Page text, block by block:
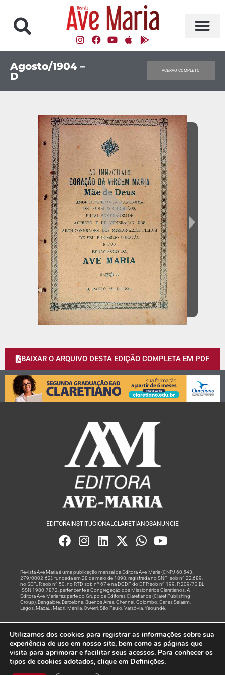
Agosto/1904 –
D
ACERVO COMPLETO
BAIXAR O ARQUIVO DESTA EDIÇÃO COMPLETA EM PDF
EDITORA INSTITUCIONALCLARETIANOSANUNCIE
Revista Ave Maria é uma publicação mensal da Editora Ave-Maria (CNPJ 60.543.
279/0002-62), fundada em 28 de maio de 1898, registrada no SNPI sob nº 22.689,
no SEPJR sob nº 50, no RTD sob nº 67 e na DCDP do DFP, sob nº 199, P. 209/73 BL
ISSN 1980-7872, pertencente à Congregação dos Missionários Claretianos. A
Editora Ave-Maria faz parte do Grupo de Editores Claretianos (Claret Publishing
Group). Bangalore; Barcelona; Buenos Aires; Chennai; Colombo; Dar es Salaam;
Lagos; Macau; Madri; Manila; Owerri; São Paulo; Varsóvia; Yaoundé.
Rede
© Todos os Direitos Reservados
Utilizamos dos cookies para registrar as informações sobre sua
experiência de uso em nosso site, bem como as páginas que
visita para aprimorar e facilitar seus acessos. Para conhecer os
tipos de cookies adotados, clique em Definições.